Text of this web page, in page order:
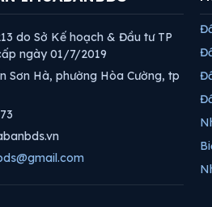
do Sở Kế hoạch & Đầu tư TP
ngày 01/7/2019
Sơn Hà, phường Hòa Cường, tp